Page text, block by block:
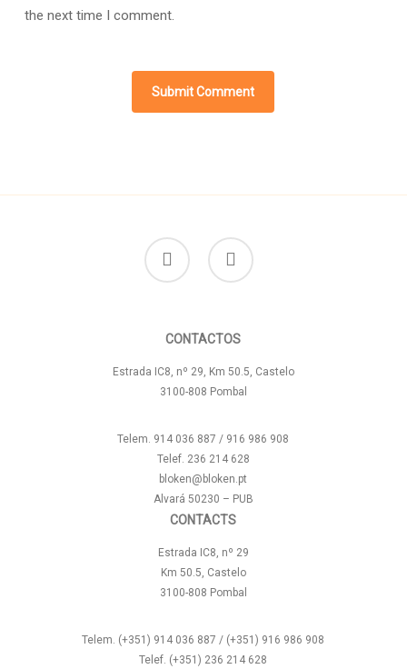
the next time I comment.
facebook instagram
CONTACTOS
Estrada IC8, nº 29, Km 50.5, Castelo
3100-808 Pombal
Telem. 914 036 887 / 916 986 908
Telef. 236 214 628
bloken@bloken.pt
Alvará 50230 – PUB
CONTACTS
Estrada IC8, nº 29
Km 50.5, Castelo
3100-808 Pombal
Telem. (+351) 914 036 887 / (+351) 916 986 908
Telef. (+351) 236 214 628